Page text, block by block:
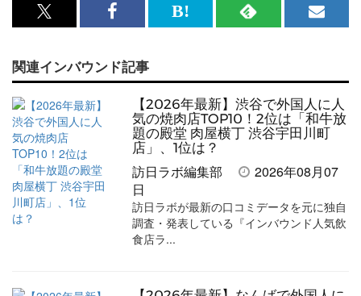
x<br>
記
事
を
シ
ェ
ア
Facebook<br>
記
は
ブ
ッ
ク
マ
ー
ク
RSS
事
を
購
読
す
る
メ
ガ
登
録
す
る
関連インバウンド記事
【2026年最新】渋谷で外国人に人
気の焼肉店TOP10！2位は「和牛放
題の殿堂 肉屋横丁 渋谷宇田川町
店」、1位は？
訪日ラボ編集部
2026年08月07
日
訪日ラボが最新の口コミデータを元に独自
調査・発表している『インバウンド人気飲
食店ラ...